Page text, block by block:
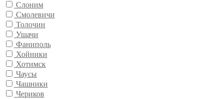
Слоним
Смолевичи
Толочин
Ушачи
Фаниполь
Хойники
Хотимск
Чаусы
Чашники
Чериков